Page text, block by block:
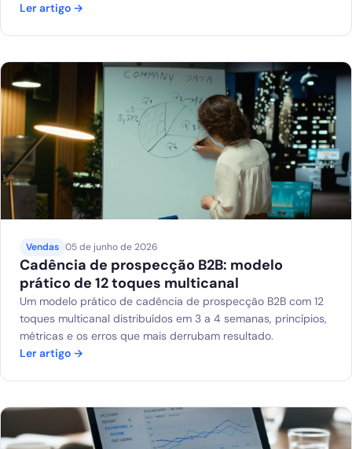
Ler artigo →
Vendas 05 de junho de 2026
Cadência de prospecção B2B: modelo
prático de 12 toques multicanal
Um modelo prático de cadência de prospecção B2B com 12
toques multicanal distribuídos em 3 a 4 semanas, princípios,
métricas e os erros que mais derrubam resultado.
Ler artigo →